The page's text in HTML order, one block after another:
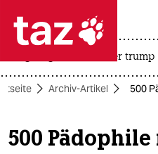
 taz
taz zahl
themen
usa unter trump
Archiv-Artikel 500
500